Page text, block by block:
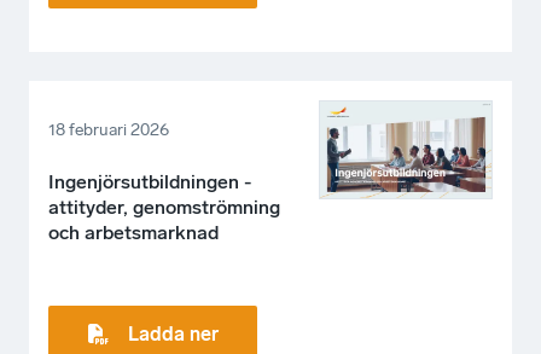
18 februari 2026
Ingenjörsutbildningen -
attityder, genomströmning
och arbetsmarknad
Ladda ner